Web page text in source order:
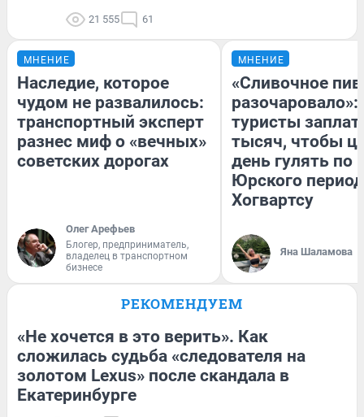
21 555 61
МНЕНИЕ
Наследие, которое
чудом не развалилось:
транспортный эксперт
разнес миф о «вечных»
советских дорогах
Олег Арефьев
Блогер, предприниматель,
владелец в транспортном
бизнесе
МНЕНИЕ
«Сливочное
разочаровало»:
туристы
тысяч, чтобы
день гулять по
Юрского
Хогвартсу
Яна Шаламова
РЕКОМЕНДУЕМ
«Не хочется в это верить». Как
сложилась судьба «следователя на
золотом Lexus» после скандала в
Екатеринбурге